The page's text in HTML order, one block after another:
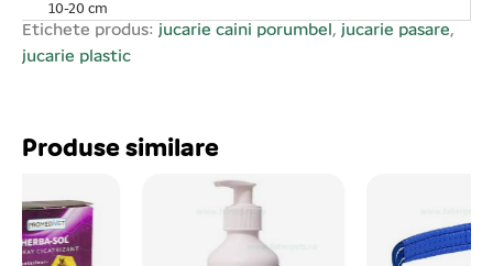
10-20 cm
Etichete produs: jucarie caini porumbel, jucarie pasare,
jucarie plastic
Produse similare